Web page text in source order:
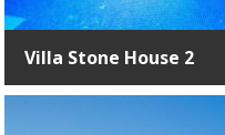
Villa Stone House 2